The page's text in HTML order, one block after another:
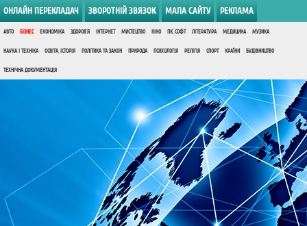
ОНЛАЙН ПЕРЕКЛАДАЧ ЗВОРОТНІЙ ЗВЯЗОК МАПА САЙТУ РЕКЛАМА
АВТО БІЗНЕС ЕКОНОМІКА ЗДОРОВ'Я ІНТЕРНЕТ МИСТЕЦТВО КІНО ПК, СОФТ ЛІТЕРАТУРА МЕДИЦИНА МУЗИКА
НАУКА І ТЕХНІКА ОСВІТА, ІСТОРІЯ ПОЛІТИКА ТА ЗАКОН ПРИРОДА ПСИХОЛОГІЯ РЕЛІГІЯ СПОРТ КРАЇНИ БУДІВНИЦТВО
ТЕХНІЧНА ДОКУМЕНТАЦІЯ